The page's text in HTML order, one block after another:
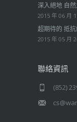
深入絕地 自
2015 年 06 月
超期待的 抵
2015 年 05 月
聯絡資訊
(852)